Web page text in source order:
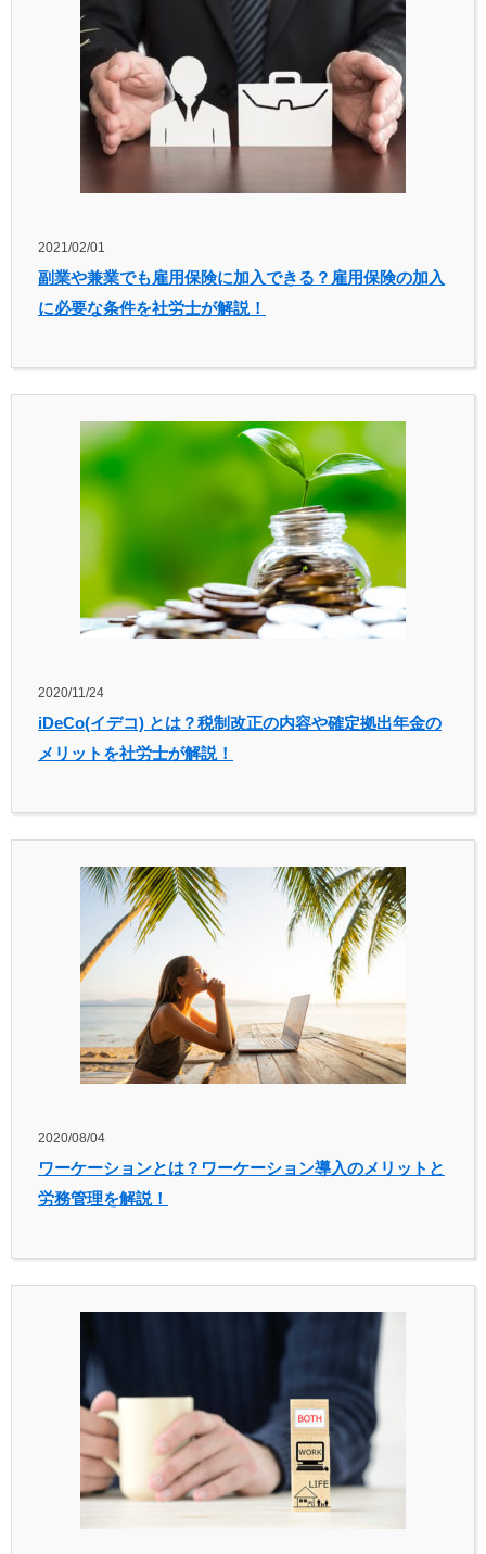
2021/02/01
副業や兼業でも雇用保険に加入できる？雇用保険の加入
に必要な条件を社労士が解説！
2020/11/24
iDeCo(イデコ) とは？税制改正の内容や確定拠出年金の
メリットを社労士が解説！
2020/08/04
ワーケーションとは？ワーケーション導入のメリットと
労務管理を解説！